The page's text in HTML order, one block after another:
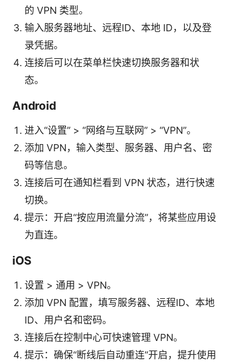
的 VPN 类型。
输入服务器地址、远程ID、本地 ID，以及登
录凭据。
连接后可以在菜单栏快速切换服务器和状
态。
Android
进入“设置” > “网络与互联网” > “VPN”。
添加 VPN，输入类型、服务器、用户名、密
码等信息。
连接后可在通知栏看到 VPN 状态，进行快速
切换。
提示：开启“按应用流量分流”，将某些应用设
为直连。
iOS
设置 > 通用 > VPN。
添加 VPN 配置，填写服务器、远程ID、本地
ID、用户名和密码。
连接后在控制中心可快速管理 VPN。
提示：确保“断线后自动重连”开启，提升使用